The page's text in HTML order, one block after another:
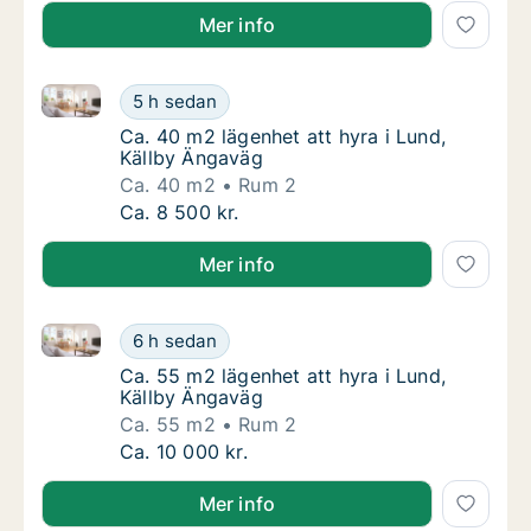
Mer info
Ca. 40 m2 lägenhet att hyra i Lund, Källby
5 h sedan
Ca. 40 m2 lägenhet att hyra i Lund, Källby Ängaväg
Ca. 40 m2 lägenhet att hyra i Lund, Källby
Ca. 40 m2 lägenhet att hyra i Lund,
Källby Ängaväg
Ca. 40 m2
Rum 2
Ca. 40 m2 lägenhet att hyra i Lund, Källby
Ca. 8 500 kr.
Mer info
Ca. 55 m2 lägenhet att hyra i Lund, Källby
6 h sedan
Ca. 55 m2 lägenhet att hyra i Lund, Källby Ängaväg
Ca. 55 m2 lägenhet att hyra i Lund, Källby
Ca. 55 m2 lägenhet att hyra i Lund,
Källby Ängaväg
Ca. 55 m2
Rum 2
Ca. 55 m2 lägenhet att hyra i Lund, Källby
Ca. 10 000 kr.
Mer info